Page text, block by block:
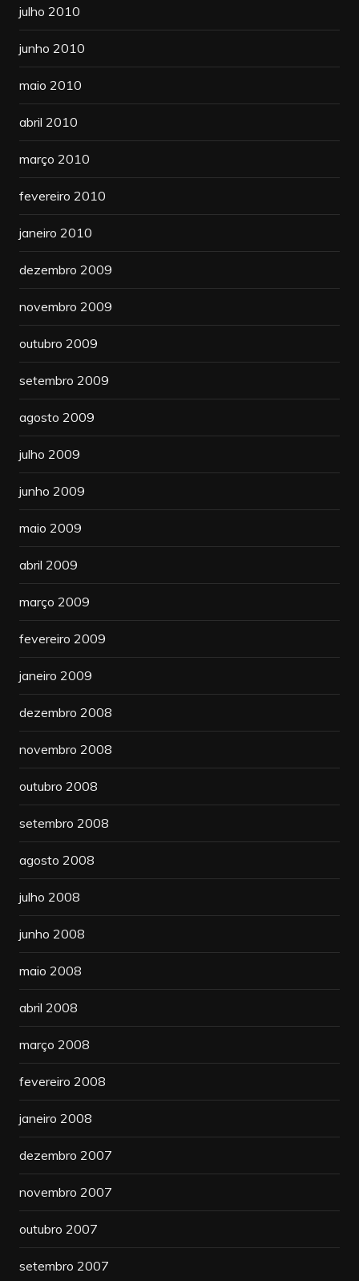
julho 2010
junho 2010
maio 2010
abril 2010
março 2010
fevereiro 2010
janeiro 2010
dezembro 2009
novembro 2009
outubro 2009
setembro 2009
agosto 2009
julho 2009
junho 2009
maio 2009
abril 2009
março 2009
fevereiro 2009
janeiro 2009
dezembro 2008
novembro 2008
outubro 2008
setembro 2008
agosto 2008
julho 2008
junho 2008
maio 2008
abril 2008
março 2008
fevereiro 2008
janeiro 2008
dezembro 2007
novembro 2007
outubro 2007
setembro 2007